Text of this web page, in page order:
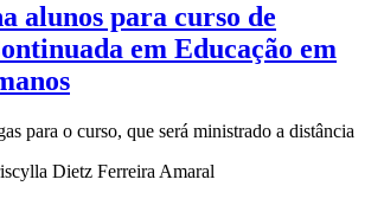
alunos para curso de
em Educação em
para o curso, que será ministrado a distância
Dietz Ferreira Amaral